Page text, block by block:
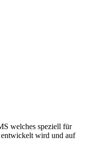
welches speziell für
entwickelt wird und auf